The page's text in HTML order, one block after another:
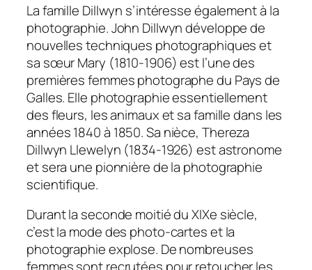
La famille Dillwyn s’intéresse également à la
photographie. John Dillwyn développe de
nouvelles techniques photographiques et
sa sœur Mary (1810-1906) est l’une des
premières femmes photographe du Pays de
Galles. Elle photographie essentiellement
des fleurs, les animaux et sa famille dans les
années 1840 à 1850. Sa nièce, Thereza
Dillwyn Llewelyn (1834-1926) est astronome
et sera une pionnière de la photographie
scientifique.
Durant la seconde moitié du XIXe siècle,
c’est la mode des photo-cartes et la
photographie explose. De nombreuses